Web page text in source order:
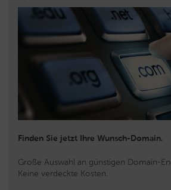
Finden Sie jetzt Ihre Wunsch-Domain.
Große Auswahl an günstigen Domain-
Keine verdeckte Kosten.